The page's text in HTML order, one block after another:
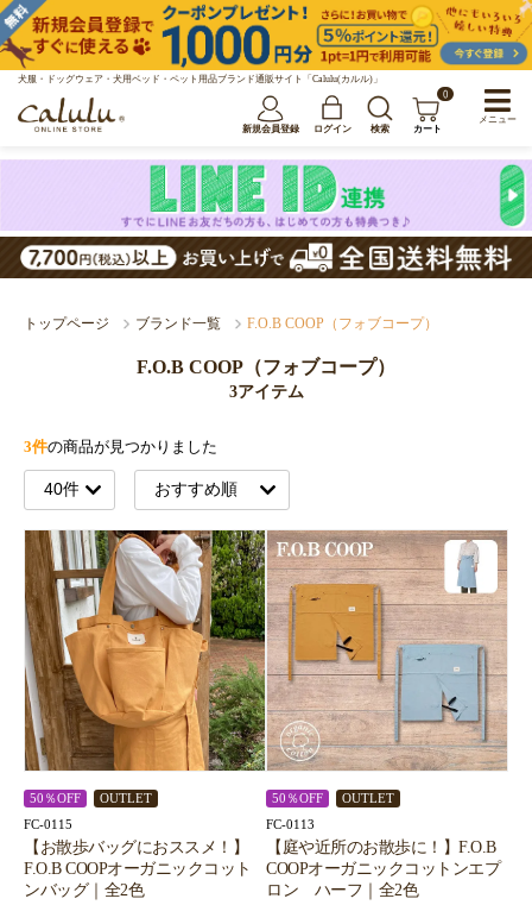
犬服・ドッグウェア・犬用ベッド・ペット用品ブランド通販サイト「Calulu(カルル)」
新規会員登録 ログイン 検索
0
カート
トップページ ブランド一覧 F.O.B COOP（フォブコープ）
F.O.B COOP（フォブコープ）
3アイテム
3件の商品が見つかりました
50％OFF OUTLET
FC-0115
【お散歩バッグにおススメ！】
F.O.B COOPオーガニックコット
ンバッグ｜全2色
50％OFF OUTLET
FC-0113
【庭や近所のお散歩に！】F.O.B
COOPオーガニックコットンエプ
ロン ハーフ｜全2色
メニュー